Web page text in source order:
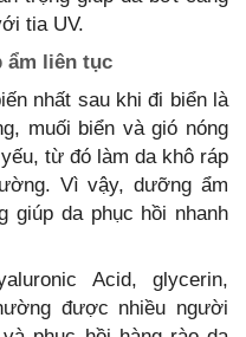
tia UV.
ẩm liên tục
nhất sau khi đi biển là
muối biển và gió nóng
từ đó làm da khô ráp
Vì vậy, dưỡng ẩm
giúp da phục hồi nhanh
Acid, glycerin,
được nhiều người